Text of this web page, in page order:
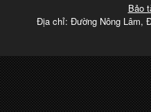
Bảo
Địa chỉ: Đường Nông Lâm,